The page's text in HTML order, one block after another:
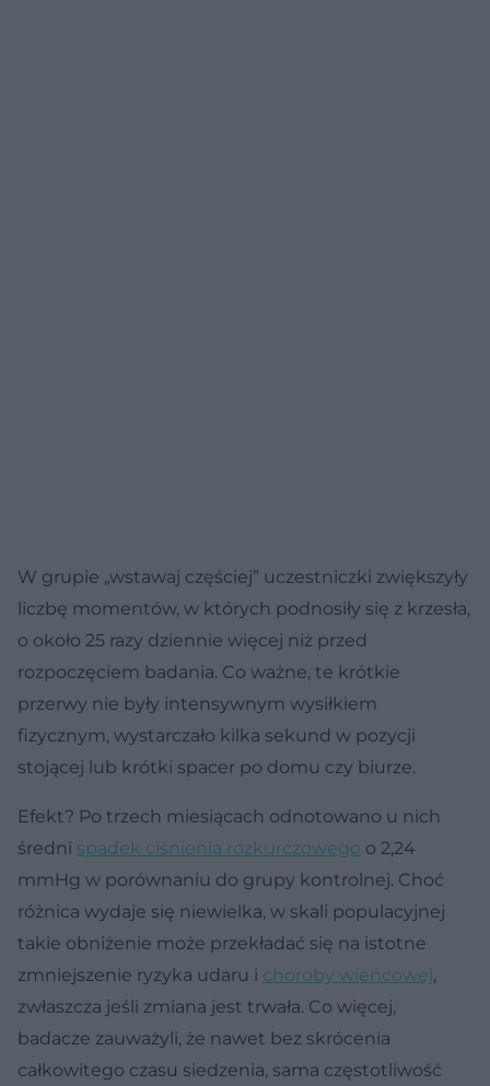
W grupie „wstawaj częściej” uczestniczki zwiększyły
liczbę momentów, w których podnosiły się z krzesła,
o około 25 razy dziennie więcej niż przed
rozpoczęciem badania. Co ważne, te krótkie
przerwy nie były intensywnym wysiłkiem
fizycznym, wystarczało kilka sekund w pozycji
stojącej lub krótki spacer po domu czy biurze.
Efekt? Po trzech miesiącach odnotowano u nich
średni spadek ciśnienia rozkurczowego o 2,24
mmHg w porównaniu do grupy kontrolnej. Choć
różnica wydaje się niewielka, w skali populacyjnej
takie obniżenie może przekładać się na istotne
zmniejszenie ryzyka udaru i choroby wieńcowej,
zwłaszcza jeśli zmiana jest trwała. Co więcej,
badacze zauważyli, że nawet bez skrócenia
całkowitego czasu siedzenia, sama częstotliwość